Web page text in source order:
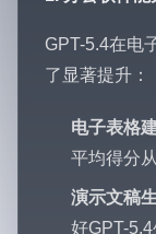
GPT-5.4在电
了显著提升：
电子表格
平均得分
演示文稿
好GPT-